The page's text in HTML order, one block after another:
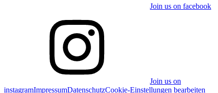
Join us on facebook
Join us on
instagramImpressumDatenschutzCookie-Einstellungen bearbeiten